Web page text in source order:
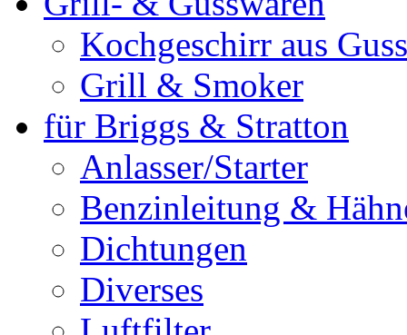
Kochgeschirr aus
Grill & Smoker
für Briggs & Stratton
Anlasser/Starter
Benzinleitung &
Dichtungen
Diverses